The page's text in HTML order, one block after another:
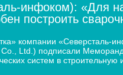
инфоком): «Для
построить
компании «Северсталь-
Co., Ltd.) подписали
систем в